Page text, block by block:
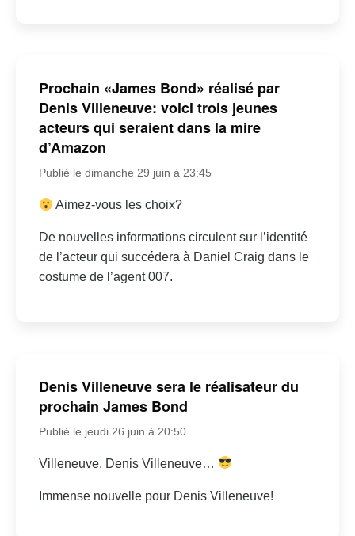
Prochain «James Bond» réalisé par
Denis Villeneuve: voici trois jeunes
acteurs qui seraient dans la mire
d’Amazon
Publié le dimanche 29 juin à 23:45
Aimez-vous les choix?
De nouvelles informations circulent sur l’identité
de l’acteur qui succédera à Daniel Craig dans le
costume de l’agent 007.
Denis Villeneuve sera le réalisateur du
prochain James Bond
Publié le jeudi 26 juin à 20:50
Villeneuve, Denis Villeneuve…
Immense nouvelle pour Denis Villeneuve!